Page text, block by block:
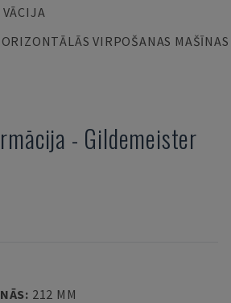
VĀCIJA
VIRPOŠANAS MAŠĪNAS
- Gildemeister
: 212 MM